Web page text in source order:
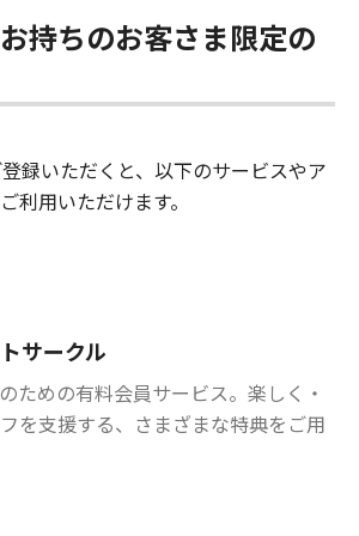
持ちのお客さま限定の
登録いただくと、以下のサービスやア
利用いただけます。
サークル
ための有料会員サービス。楽しく・
を支援する、さまざまな特典をご用